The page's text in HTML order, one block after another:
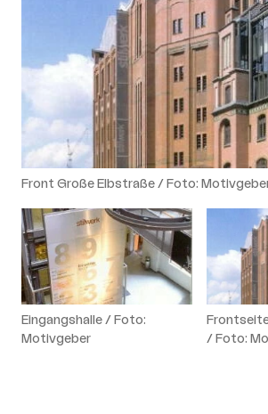
Front Große Elbstraße / Foto:
Eingangshalle / Foto:
Motivgeber
/ Foto: